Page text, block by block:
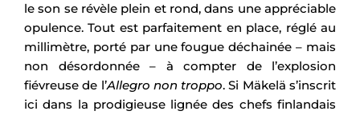
le son se révèle plein et rond, dans une appréciable
opulence. Tout est parfaitement en place, réglé au
millimètre, porté par une fougue déchainée – mais
non désordonnée – à compter de l’explosion
fiévreuse de l’Allegro non troppo. Si Mäkelä s’inscrit
ici dans la prodigieuse lignée des chefs finlandais